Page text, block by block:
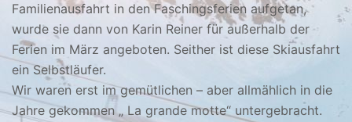
Familienausfahrt in den Faschingsferien aufgetan,
wurde sie dann von Karin Reiner für außerhalb der
Ferien im März angeboten. Seither ist diese Skiausfahrt
ein Selbstläufer.
Wir waren erst im gemütlichen – aber allmählich in die
Jahre gekommen „ La grande motte“ untergebracht.